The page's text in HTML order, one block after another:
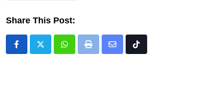
Share This Post:
WhatsappPrint
Share
Tiktok